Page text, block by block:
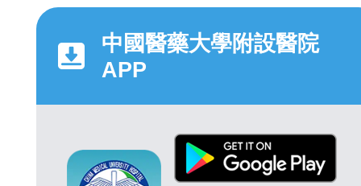
中國醫藥大學附設醫院
APP